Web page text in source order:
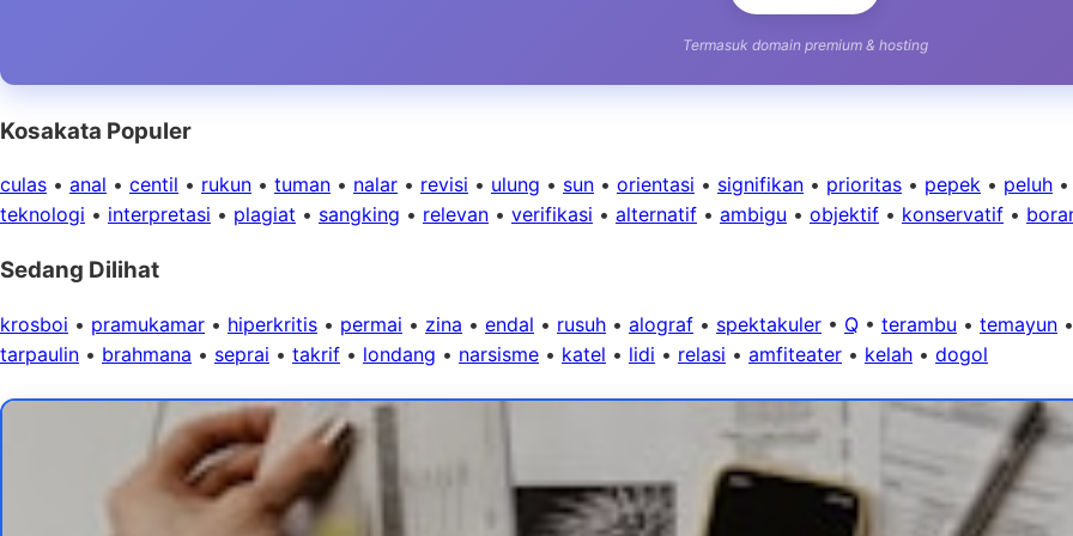
Termasuk domain premium & hosting
Kosakata Populer
culas • anal • centil • rukun • tuman • nalar • revisi • ulung • sun • orientasi • signifikan • prioritas • pepek • peluh •
teknologi • interpretasi • plagiat • sangking • relevan • verifikasi • alternatif • ambigu • objektif • konservatif •
Sedang Dilihat
krosboi • pramukamar • hiperkritis • permai • zina • endal • rusuh • alograf • spektakuler • Q • terambu • temayun •
tarpaulin • brahmana • seprai • takrif • londang • narsisme • katel • lidi • relasi • amfiteater • kelah • dogol